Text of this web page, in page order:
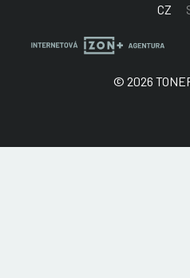
CZ
© 2026